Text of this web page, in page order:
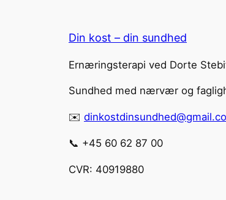
Din kost – din sundhed
Ernæringsterapi ved Dorte
Sundhed med nærvær og
✉️
📞 +45 60 62 87 00
CVR: 40919880